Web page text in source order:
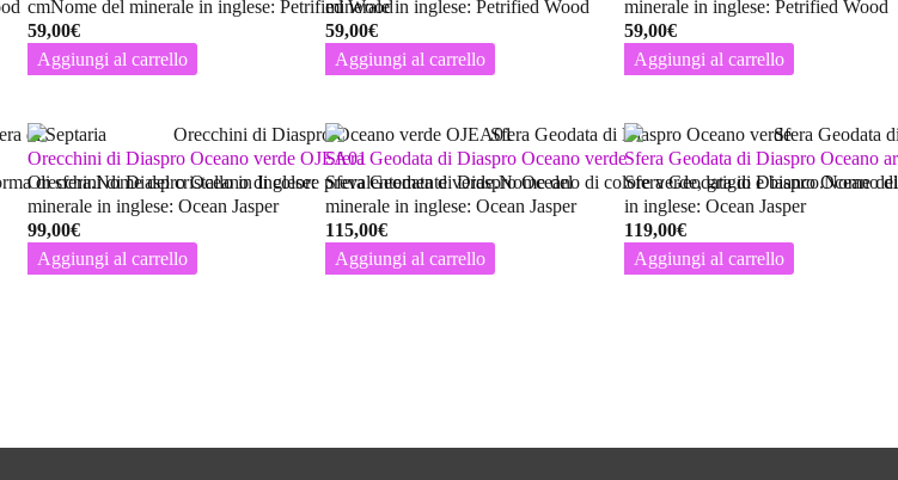
cmNome del minerale in inglese: Petrified Wood
59,00€
Aggiungi al carrello
minerale in inglese: Petrified Wood
59,00€
Aggiungi al carrello
minerale in inglese: Petrified Wood
59,00€
Aggiungi al carrello
di sfera.Nome del cristallo in Inglese:
Orecchini di Diaspro Oceano verde OJEA01
Orecchini di Diaspro Oceano di colore prevalentemente verde.Nome del
minerale in inglese: Ocean Jasper
99,00€
Aggiungi al carrello
Sfera Geodata di Diaspro Oceano verde
Sfera Geodata di Diaspro Oceano di colore verde, grigio e bianco.Nome del
minerale in inglese: Ocean Jasper
115,00€
Aggiungi al carrello
Sfera Geodata di Diaspro Oceano
Sfera Geodata di Diaspro Oceano
in inglese: Ocean Jasper
119,00€
Aggiungi al carrello